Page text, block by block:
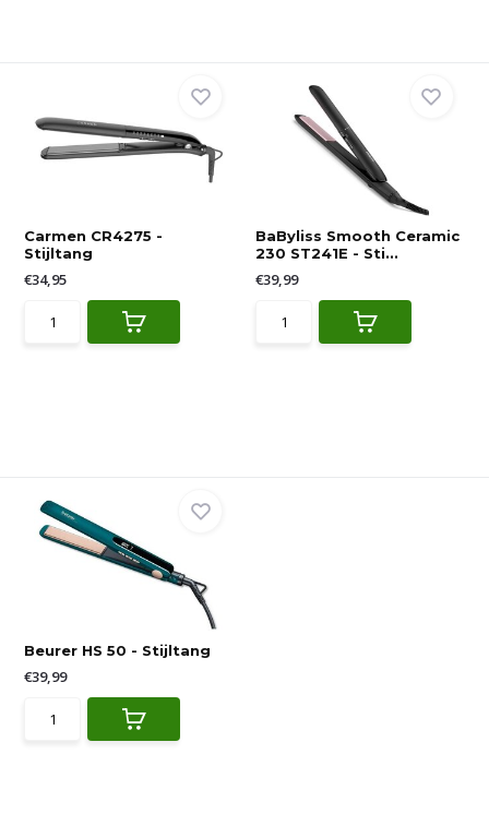
Carmen CR4275 -
Stijltang
€34,95
BaByliss Smooth Ceramic
230 ST241E - Sti...
€39,99
Beurer HS 50 - Stijltang
€39,99